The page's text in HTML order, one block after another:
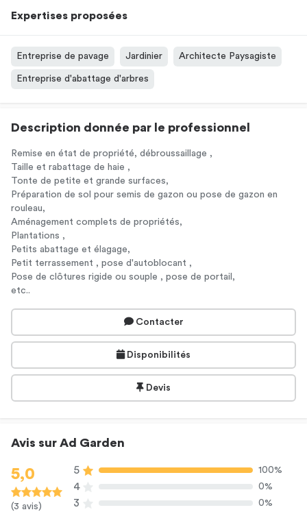
Expertises proposées
Entreprise de pavage Jardinier Architecte Paysagiste
Entreprise d'abattage d'arbres
Description donnée par le professionnel
Remise en état de propriété, débroussaillage ,
Taille et rabattage de haie ,
Tonte de petite et grande surfaces,
Préparation de sol pour semis de gazon ou pose de gazon en
rouleau,
Aménagement complets de propriétés,
Plantations ,
Petits abattage et élagage,
Petit terrassement , pose d'autoblocant ,
Pose de clôtures rigide ou souple , pose de portail,
etc..
Contacter
Disponibilités
Devis
Avis sur Ad Garden
5,0
(3 avis)
5 100%
4 0%
3 0%